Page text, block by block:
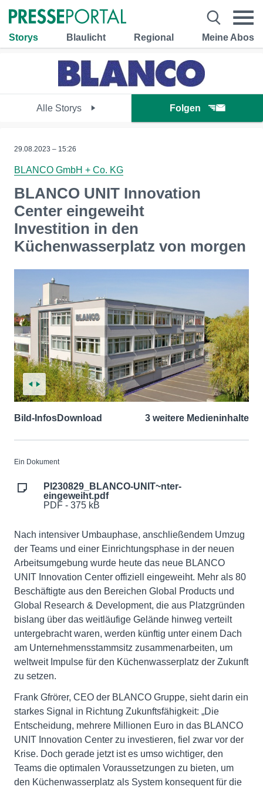
Storys Blaulicht Regional Meine Abos
Alle Storys Folgen
29.08.2023 – 15:26
BLANCO GmbH + Co. KG
BLANCO UNIT Innovation
Center eingeweiht
Investition in den
Küchenwasserplatz von morgen
Bild-InfosDownload 3 weitere Medieninhalte
Ein Dokument
PI230829_BLANCO-UNIT~nter-
eingeweiht.pdf
PDF - 375 kB
Nach intensiver Umbauphase, anschließendem Umzug
der Teams und einer Einrichtungsphase in der neuen
Arbeitsumgebung wurde heute das neue BLANCO
UNIT Innovation Center offiziell eingeweiht. Mehr als 80
Beschäftigte aus den Bereichen Global Products und
Global Research & Development, die aus Platzgründen
bislang über das weitläufige Gelände hinweg verteilt
untergebracht waren, werden künftig unter einem Dach
am Unternehmensstammsitz zusammenarbeiten, um
weltweit Impulse für den Küchenwasserplatz der Zukunft
zu setzen.
Frank Gfrörer, CEO der BLANCO Gruppe, sieht darin ein
starkes Signal in Richtung Zukunftsfähigkeit: „Die
Entscheidung, mehrere Millionen Euro in das BLANCO
UNIT Innovation Center zu investieren, fiel zwar vor der
Krise. Doch gerade jetzt ist es umso wichtiger, den
Teams die optimalen Voraussetzungen zu bieten, um
den Küchenwasserplatz als System konsequent für die